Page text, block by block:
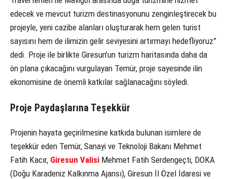
edecek ve mevcut turizm destinasyonunu zenginleştirecek bu
projeyle, yeni cazibe alanları oluşturarak hem gelen turist
sayısını hem de ilimizin gelir seviyesini artırmayı hedefliyoruz”
dedi. Proje ile birlikte Giresun’un turizm haritasında daha da
ön plana çıkacağını vurgulayan Temür, proje sayesinde ilin
ekonomisine de önemli katkılar sağlanacağını söyledi.
Proje Paydaşlarına Teşekkür
Projenin hayata geçirilmesine katkıda bulunan isimlere de
teşekkür eden Temür, Sanayi ve Teknoloji Bakanı Mehmet
Fatih Kacır, Giresun Valisi Mehmet Fatih Serdengeçti, DOKA
(Doğu Karadeniz Kalkınma Ajansı), Giresun İl Özel İdaresi ve